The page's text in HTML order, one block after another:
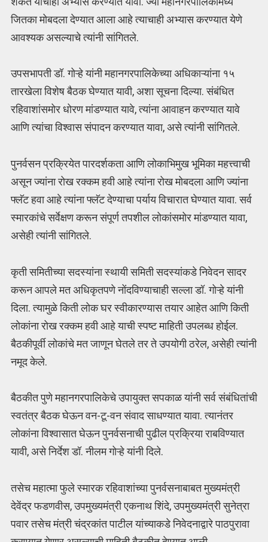
जितका मोबदला देण्यात आला आहे त्याचाही अभ्यास करण्यात येणे
आवश्यक असल्याचे त्यांनी सांगितले.
उपसभापती डॉ. गोऱ्हे यांनी महानगरपालिकेच्या अधिकाऱ्यांना १५
तारखेला विशेष बैठक घेण्यात यावी, अशा सूचना दिल्या. संबंधित
रहिवाशांसमोर धोरण मांडण्यात यावे, त्यांना आवाहन करण्यात यावे
आणि त्यांचा विश्वास संपादन करण्यात यावा, असे त्यांनी सांगितले.
पुनर्वसन प्रक्रियेत पारदर्शकता आणि लोकाभिमुख भूमिका महत्त्वाची
असून ज्यांना रोख रक्कम हवी आहे त्यांना रोख मोबदला आणि ज्यांना
फ्लॅट हवा आहे त्यांना फ्लॅट देण्याचा पर्याय विचारात घेण्यात यावा. सर्व
स्मारकांचे सर्वेक्षण करून संपूर्ण तपशील लोकांसमोर मांडण्यात यावा,
असेही त्यांनी सांगितले.
कृती समितीच्या सदस्यांना स्थायी समिती सदस्यांकडे निवेदन सादर
करून आपले मत अधिकृतपणे नोंदविण्याचाही सल्ला डॉ. गोऱ्हे यांनी
दिला. त्यामुळे किती लोक घर स्वीकारण्यास तयार आहेत आणि किती
लोकांना रोख रक्कम हवी आहे याची स्पष्ट माहिती उपलब्ध होईल.
बैठकीपूर्वी लोकांचे मत जाणून घेतले तर ते उपयोगी ठरेल, असेही त्यांनी
नमूद केले.
बैठकीत पुणे महानगरपालिकेचे उपायुक्त सपकाळ यांनी सर्व संबंधितांची
स्वतंत्र बैठक घेऊन वन-टू-वन संवाद साधण्यात यावा. त्यानंतर
लोकांना विश्वासात घेऊन पुनर्वसनाची पुढील प्रक्रिया राबविण्यात
यावी, असे निर्देश डॉ. नीलम गोऱ्हे यांनी दिले.
तसेच महात्मा फुले स्मारक रहिवाशांच्या पुनर्वसनाबाबत मुख्यमंत्री
देवेंद्र फडणवीस, उपमुख्यमंत्री एकनाथ शिंदे, उपमुख्यमंत्री सुनेत्रा
पवार तसेच मंत्री चंद्रकांत पाटील यांच्याकडे निवेदनाद्वारे पाठपुरावा